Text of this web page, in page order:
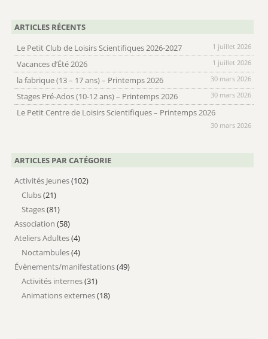
ARTICLES RÉCENTS
Le Petit Club de Loisirs Scientifiques 2026-2027
1 juillet 2026
Vacances d’Été 2026 1 juillet 2026
la fabrique (13 – 17 ans) – Printemps 2026 30 mars 2026
Stages Pré-Ados (10-12 ans) – Printemps 2026 30 mars 2026
Le Petit Centre de Loisirs Scientifiques – Printemps 2026
30 mars 2026
ARTICLES PAR CATÉGORIE
Activités Jeunes(102)
Clubs(21)
Stages(81)
Association (58)
Ateliers Adultes(4)
Noctambules(4)
Évènements/manifestations(49)
Activités internes(31)
Animations externes(18)